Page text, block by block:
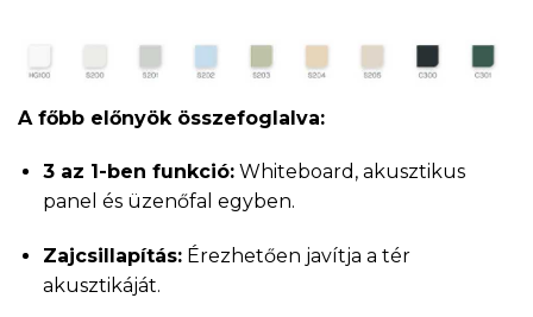
A főbb előnyök összefoglalva:
3 az 1-ben funkció:Whiteboard, akusztikus
panel és üzenőfal egyben.
Zajcsillapítás:Érezhetően javítja a tér
akusztikáját.